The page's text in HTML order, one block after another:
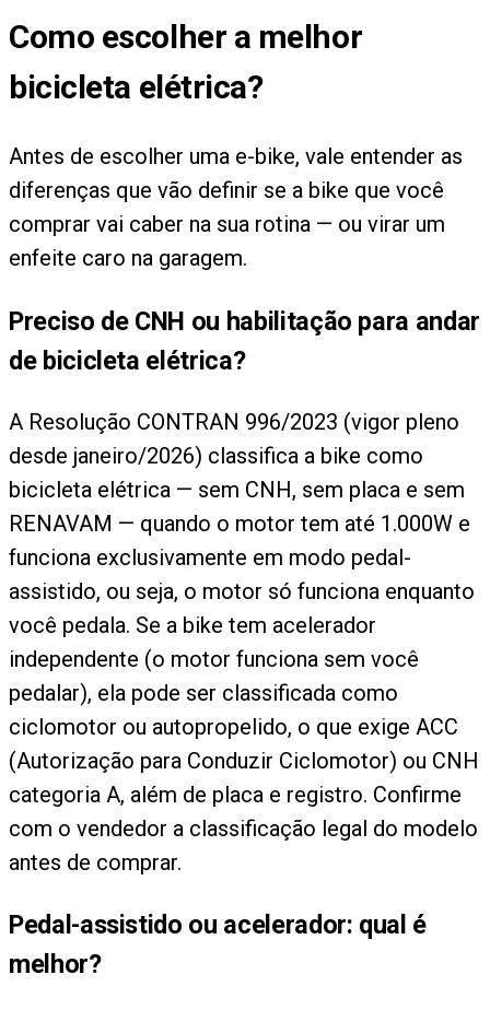
Como escolher a melhor
bicicleta elétrica?
Antes de escolher uma e-bike, vale entender as
diferenças que vão definir se a bike que você
comprar vai caber na sua rotina — ou virar um
enfeite caro na garagem.
Preciso de CNH ou habilitação para andar
de bicicleta elétrica?
A Resolução CONTRAN 996/2023 (vigor pleno
desde janeiro/2026) classifica a bike como
bicicleta elétrica — sem CNH, sem placa e sem
RENAVAM — quando o motor tem até 1.000W e
funciona exclusivamente em modo pedal-
assistido, ou seja, o motor só funciona enquanto
você pedala. Se a bike tem acelerador
independente (o motor funciona sem você
pedalar), ela pode ser classificada como
ciclomotor ou autopropelido, o que exige ACC
(Autorização para Conduzir Ciclomotor) ou CNH
categoria A, além de placa e registro. Confirme
com o vendedor a classificação legal do modelo
antes de comprar.
Pedal-assistido ou acelerador: qual é
melhor?